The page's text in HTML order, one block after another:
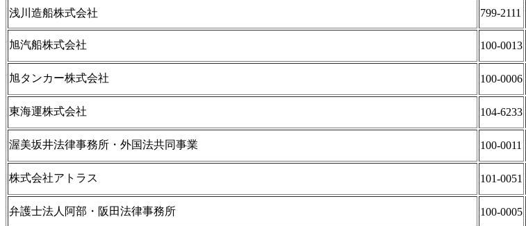
浅川造船株式会社 799-2111
旭汽船株式会社 100-0013
旭タンカー株式会社 100-0006
東海運株式会社 104-6233
渥美坂井法律事務所・外国法共同事業 100-0011
株式会社アトラス 101-0051
弁護士法人阿部・阪田法律事務所 100-0005